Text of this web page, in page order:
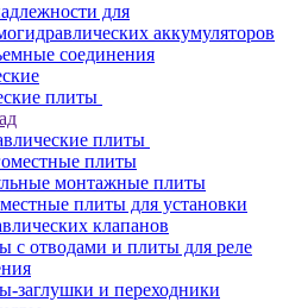
для
аккумуляторов
соединения
плиты
плиты
плиты
монтажные плиты
плиты для установки
клапанов
с отводами и плиты для реле
заглушки и переходники